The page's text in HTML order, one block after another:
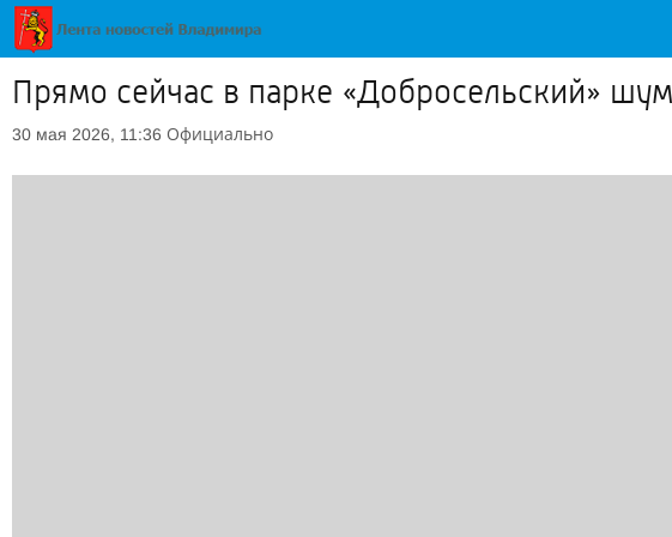
Прямо сейчас в парке «Добросельский»
30 мая 2026, 11:36 Официально